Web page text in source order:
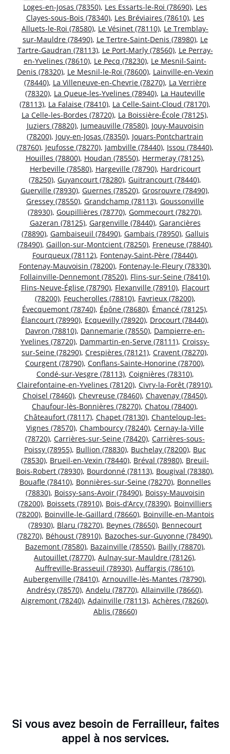
Loges-en-Josas (78350), Les Essarts-le-Roi (78690), Les
Clayes-sous-Bois (78340), Les Bréviaires (78610), Les
Alluets-le-Roi (78580), Le Vésinet (78110), Le Tremblay-
sur-Mauldre (78490), Le Tertre-Saint-Denis (78980), Le
Tartre-Gaudran (78113), Le Port-Marly (78560), Le Perray-
en-Yvelines (78610), Le Pecq (78230), Le Mesnil-Saint-
Denis (78320), Le Mesnil-le-Roi (78600), Lainville-en-Vexin
(78440), La Villeneuve-en-Chevrie (78270), La Verrière
(78320), La Queue-les-Yvelines (78940), La Hauteville
(78113), La Falaise (78410), La Celle-Saint-Cloud (78170),
La Celle-les-Bordes (78720), La Boissière-École (78125),
Juziers (78820), Jumeauville (78580), Jouy-Mauvoisin
(78200), Jouy-en-Josas (78350), Jouars-Pontchartrain
(78760), Jeufosse (78270), Jambville (78440), Issou (78440),
Houilles (78800), Houdan (78550), Hermeray (78125),
Herbeville (78580), Hargeville (78790), Hardricourt
(78250), Guyancourt (78280), Guitrancourt (78440),
Guerville (78930), Guernes (78520), Grosrouvre (78490),
Gressey (78550), Grandchamp (78113), Goussonville
(78930), Goupillières (78770), Gommecourt (78270),
Gazeran (78125), Gargenville (78440), Garancières
(78890), Gambaiseuil (78490), Gambais (78950), Galluis
(78490), Gaillon-sur-Montcient (78250), Freneuse (78840),
Fourqueux (78112), Fontenay-Saint-Père (78440),
Fontenay-Mauvoisin (78200), Fontenay-le-Fleury (78330),
Follainville-Dennemont (78520), Flins-sur-Seine (78410),
Flins-Neuve-Église (78790), Flexanville (78910), Flacourt
(78200), Feucherolles (78810), Favrieux (78200),
Évecquemont (78740), Épône (78680), Émancé (78125),
Élancourt (78990), Ecquevilly (78920), Drocourt (78440),
Davron (78810), Dannemarie (78550), Dampierre-en-
Yvelines (78720), Dammartin-en-Serve (78111), Croissy-
sur-Seine (78290), Crespières (78121), Cravent (78270),
Courgent (78790), Conflans-Sainte-Honorine (78700),
Condé-sur-Vesgre (78113), Coignières (78310),
Clairefontaine-en-Yvelines (78120), Civry-la-Forêt (78910),
Choisel (78460), Chevreuse (78460), Chavenay (78450),
Chaufour-lès-Bonnières (78270), Chatou (78400),
Châteaufort (78117), Chapet (78130), Chanteloup-les-
Vignes (78570), Chambourcy (78240), Cernay-la-Ville
(78720), Carrières-sur-Seine (78420), Carrières-sous-
Poissy (78955), Bullion (78830), Buchelay (78200), Buc
(78530), Brueil-en-Vexin (78440), Bréval (78980), Breuil-
Bois-Robert (78930), Bourdonné (78113), Bougival (78380),
Bouafle (78410), Bonnières-sur-Seine (78270), Bonnelles
(78830), Boissy-sans-Avoir (78490), Boissy-Mauvoisin
(78200), Boissets (78910), Bois-d’Arcy (78390), Boinvilliers
(78200), Boinville-le-Gaillard (78660), Boinville-en-Mantois
(78930), Blaru (78270), Beynes (78650), Bennecourt
(78270), Béhoust (78910), Bazoches-sur-Guyonne (78490),
Bazemont (78580), Bazainville (78550), Bailly (78870),
Autouillet (78770), Aulnay-sur-Mauldre (78126),
Auffreville-Brasseuil (78930), Auffargis (78610),
Aubergenville (78410), Arnouville-lès-Mantes (78790),
Andrésy (78570), Andelu (78770), Allainville (78660),
Aigremont (78240), Adainville (78113), Achères (78260),
Ablis (78660)
Si vous avez besoin de Ferrailleur, faites
appel à nos services.